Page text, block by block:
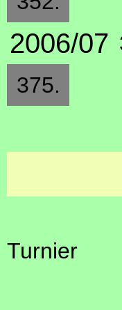
2006/07
375.
Turnier